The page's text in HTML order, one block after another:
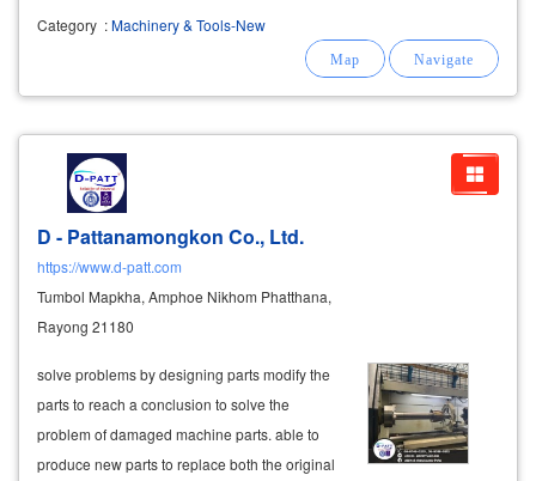
machine (used shaping machine) sell ​​second
Category :Machinery & Tools-New
D - Pattanamongkon Co., Ltd.
https://www.d-patt.com
Tumbol Mapkha, Amphoe Nikhom Phatthana,
Rayong 21180
solve problems by designing parts modify the
parts to reach a conclusion to solve the
problem of damaged machine parts. able to
produce new parts to replace both the original